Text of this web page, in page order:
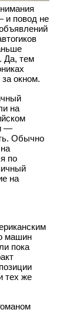
и повод не
Да, тем
окном.
на
—
Обычно
по
на
машин
пока
тех же